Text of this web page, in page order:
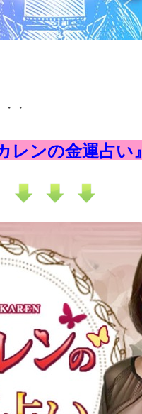
・
レンの金運占い』